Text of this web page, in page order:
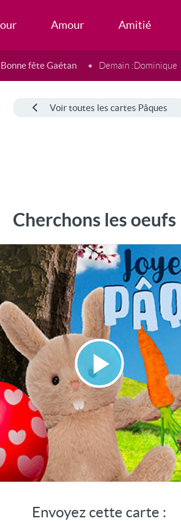
Amour Amitié
Bonne fête Gaétan Demain :Dominique
Voir toutes les cartes Pâques
Cherchons les oeufs
Lire
la
vidéo
Envoyez cette carte :